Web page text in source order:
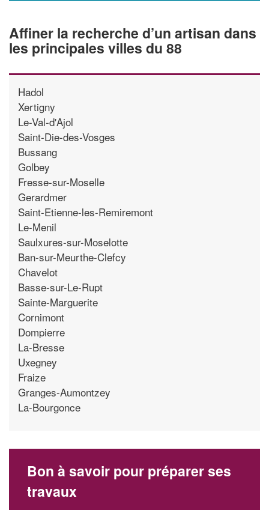
Affiner la recherche d’un artisan dans
les principales villes du 88
Hadol
Xertigny
Le-Val-d'Ajol
Saint-Die-des-Vosges
Bussang
Golbey
Fresse-sur-Moselle
Gerardmer
Saint-Etienne-les-Remiremont
Le-Menil
Saulxures-sur-Moselotte
Ban-sur-Meurthe-Clefcy
Chavelot
Basse-sur-Le-Rupt
Sainte-Marguerite
Cornimont
Dompierre
La-Bresse
Uxegney
Fraize
Granges-Aumontzey
La-Bourgonce
Bon à savoir pour préparer ses
travaux